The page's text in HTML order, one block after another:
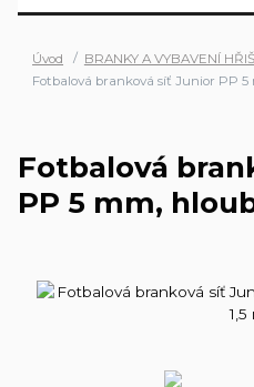
Úvod BRANKY A VYBAVENÍ
Fotbalová branková síť Junior PP
Fotbalová
PP 5 mm,